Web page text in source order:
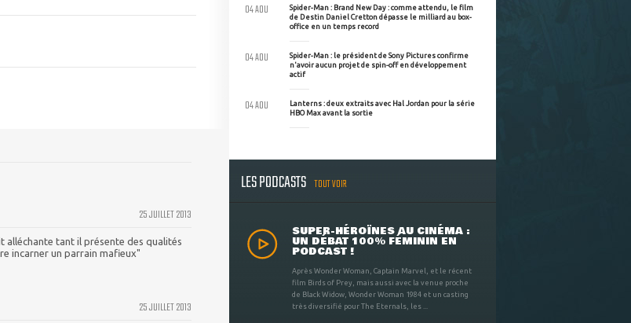
25 JUILLET 2013
alléchante tant il présente des qualités
incarner un parrain mafieux"
25 JUILLET 2013
Spider-Man : Brand New Day : comme attendu, le film
de Destin Daniel Cretton dépasse le milliard au box-
office en un temps record
04 AOU
Spider-Man : le président de Sony Pictures confirme
n'avoir aucun projet de spin-off en développement
actif
04 AOU
Lanterns : deux extraits avec Hal Jordan pour la série
HBO Max avant la sortie
04 AOU
LES PODCASTS TOUT VOIR
SUPER-HÉROÏNES AU CINÉMA :
UN DÉBAT 100% FÉMININ EN
PODCAST !
Après Wonder Woman, Captain Marvel, et le récent
film Birds of Prey, mais aussi avec la venue proche
de Black Widow, Wonder Woman 1984 et un casting
très diversifié pour The Eternals, les ...